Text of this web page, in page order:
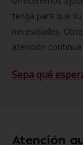
tenga para que
necesidades.
atención
Sepa qué
Atención